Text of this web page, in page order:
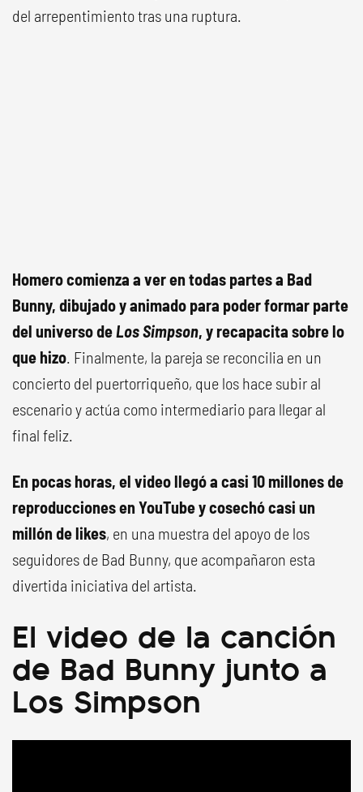
del arrepentimiento tras una ruptura.
Homero comienza a ver en todas partes a Bad
Bunny, dibujado y animado para poder formar parte
del universo deLos Simpson, y recapacita sobre lo
que hizo. Finalmente, la pareja se reconcilia en un
concierto del puertorriqueño, que los hace subir al
escenario y actúa como intermediario para llegar al
final feliz.
En pocas horas, el video llegó a casi 10 millones de
reproducciones en YouTube y cosechó casi un
millón de likes, en una muestra del apoyo de los
seguidores de Bad Bunny, que acompañaron esta
divertida iniciativa del artista.
El video de la canción
de Bad Bunny junto a
Los Simpson